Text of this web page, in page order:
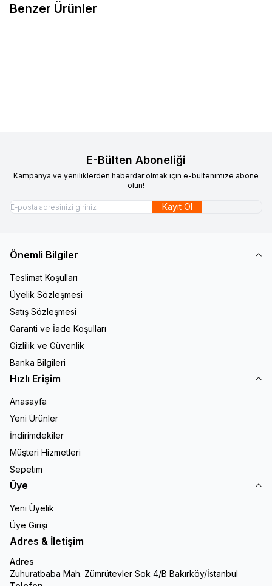
Benzer Ürünler
E-Bülten Aboneliği
Kampanya ve yeniliklerden haberdar olmak için e-bültenimize abone
olun!
Kayıt Ol
Önemli Bilgiler
Teslimat Koşulları
Üyelik Sözleşmesi
Satış Sözleşmesi
Garanti ve İade Koşulları
Gizlilik ve Güvenlik
Banka Bilgileri
Hızlı Erişim
Anasayfa
Yeni Ürünler
İndirimdekiler
Müşteri Hizmetleri
Sepetim
Üye
Yeni Üyelik
Üye Girişi
Adres & İletişim
Adres
Zuhuratbaba Mah. Zümrütevler Sok 4/B Bakırköy/İstanbul